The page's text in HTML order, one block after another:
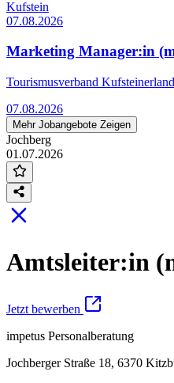
Kufstein
07.08.2026
Marketing Manager:in
Tourismusverband Kufsteinerland
07.08.2026
Mehr Jobangebote Zeigen
Jochberg
01.07.2026
Amtsleiter:in
Jetzt bewerben
impetus Personalberatung
Jochberger Straße 18, 6370